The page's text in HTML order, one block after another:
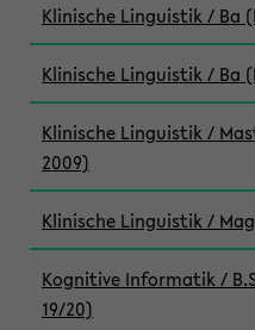
Klinische Linguistik / Ba
Klinische Linguistik / Ba
Klinische Linguistik /
2009)
Klinische Linguistik / Mag
Kognitive Informatik /
19/20)